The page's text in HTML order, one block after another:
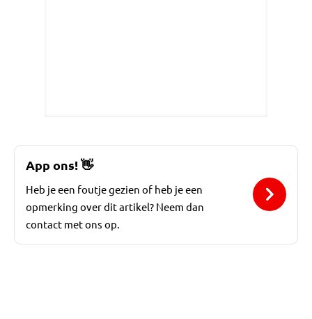
App ons! 👋
Heb je een foutje gezien of heb je een
opmerking over dit artikel? Neem dan
contact met ons op.